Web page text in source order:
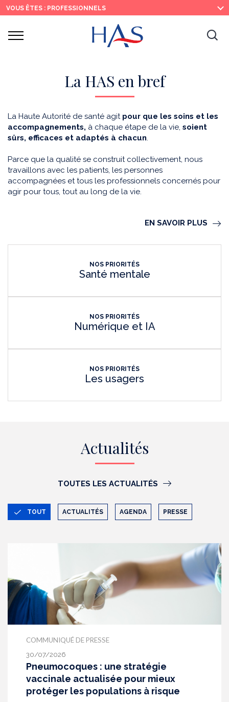
Recherche
Menu
principal
Contenu
principal
VOUS ÊTES : PROFESSIONNELS
Ouvrir
La HAS en bref
La Haute Autorité de santé agit pour que les soins et les
accompagnements, à chaque étape de la vie, soient
sûrs, efficaces et adaptés à chacun.
Parce que la qualité se construit collectivement, nous
travaillons avec les patients, les personnes
accompagnées et tous les professionnels concernés pour
agir pour tous, tout au long de la vie.
EN SAVOIR PLUS
NOS PRIORITÉS
Santé mentale
NOS PRIORITÉS
Numérique et IA
NOS PRIORITÉS
Les usagers
Actualités
TOUTES LES ACTUALITÉS
TOUT ACTUALITÉS AGENDA PRESSE
COMMUNIQUÉ DE PRESSE
30/07/2026
Pneumocoques : une stratégie
vaccinale actualisée pour mieux
protéger les populations à risque